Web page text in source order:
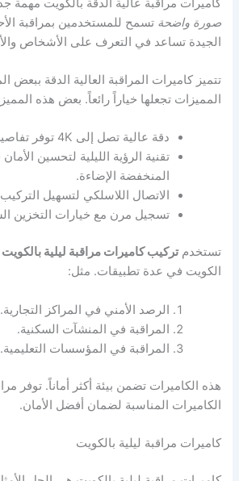
كاميرات مراقبة عالية الدقة بالكويت مهمة
صورة واضحة تسمح للمستخدمين بمراقبة
الجيدة تساعد في التعرف على الأشخاص
تتميز كاميرات المراقبة العالية الدقة ببعض
المميزات تجعلها خياراً رائعاً. بعض هذه
دقة عالية تصل إلى 4K توفر تفاصيل دقيقة.
تقنية الرؤية الليلية لتحسين
المنخفضة الإضاءة.
الاتصال اللاسلكي لتسهيل
تسجيل مرن مع خيارات التخزين
تستخدمتركيب كاميرات مراقبة ليلية بالكويت
الكويت في عدة تطبيقات. مثل:
الرصد الأمني في المراكز التجارية.
المراقبة في المنشآت السكنية.
المراقبة في المؤسسات التعليمية.
هذه الكاميرات تضمن بيئة أكثر أماناً. توفر
الكاميرات المناسبة لضمان أفضل الأمان.
كاميرات مراقبة ليلية بالكويت